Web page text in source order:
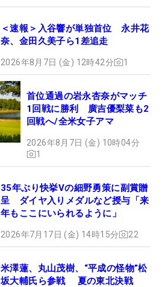
＜速報＞入谷響が単独首位 永井花
奈、金田久美子ら1差追走
2026年8月7日 (金) 12時42分 1
首位通過の岩永杏奈がマッチ
1回戦に勝利 廣吉優梨菜も2
回戦へ/全米女子アマ
2026年8月7日 (金) 10時04分
1
35年ぶり快挙Vの細野勇策に副賞贈
呈 ダイヤ入りメダルなど授与「来
年もここにいられるように」
2026年7月17日 (金) 14時15分 22
米澤蓮、丸山茂樹、“平成の怪物”松
坂大輔氏ら参戦 夏の東北決戦